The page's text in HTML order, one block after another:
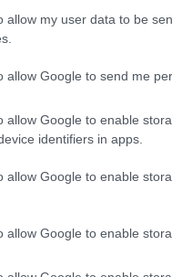
allow my user data to be
allow Google to send me
allow Google to enable
identifiers in apps.
allow Google to enable
allow Google to enable
στο «MyΑΑDE» και να
Εφαρμογές» και
στην
στο «Όνομα
αυτούς που
και εφόσον
Σύστημα
υπόχρεου»,